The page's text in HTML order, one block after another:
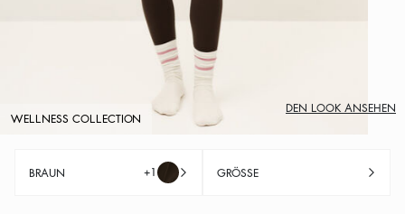
WELLNESS COLLECTION
DEN LOOK ANSEHEN
BRAUN +1 GRÖSSE